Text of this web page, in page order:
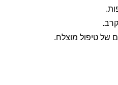
טיפול מוצלח.